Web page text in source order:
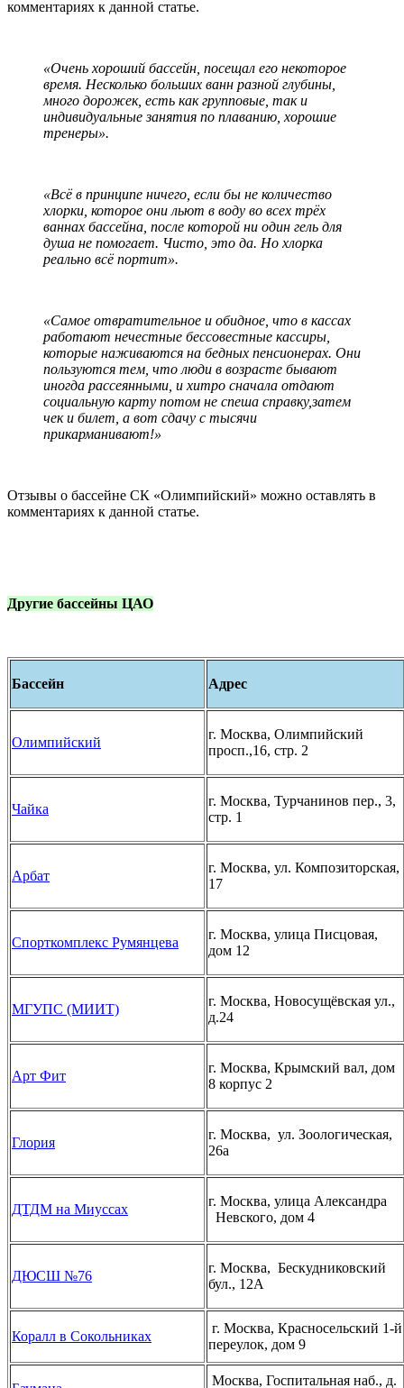
комментариях к данной статье.
«Очень хороший бассейн, посещал его некоторое
время. Несколько больших ванн разной глубины,
много дорожек, есть как групповые, так и
индивидуальные занятия по плаванию, хорошие
тренеры».
«Всё в принципе ничего, если бы не количество
хлорки, которое они льют в воду во всех трёх
ваннах бассейна, после которой ни один гель для
душа не помогает. Чисто, это да. Но хлорка
реально всё портит».
«Самое отвратительное и обидное, что в кассах
работают нечестные бессовестные кассиры,
которые наживаются на бедных пенсионерах. Они
пользуются тем, что люди в возрасте бывают
иногда рассеянными, и хитро сначала отдают
социальную карту потом не спеша справку,затем
чек и билет, а вот сдачу с тысячи
прикарманивают!»
Отзывы о бассейне СК «Олимпийский» можно оставлять в
комментариях к данной статье.
Другие бассейны ЦАО
Бассейн Адрес
Олимпийский
г. Москва, Олимпийский
просп.,16, стр. 2
Чайка
г. Москва, Турчанинов пер., 3,
стр. 1
Арбат
г. Москва, ул. Композиторская,
17
Спорткомплекс Румянцева
г. Москва, улица Писцовая,
дом 12
МГУПС (МИИТ)
г. Москва, Новосущёвская ул.,
д.24
Арт Фит
г. Москва, Крымский вал, дом
8 корпус 2
Глория
г. Москва, ул. Зоологическая,
26а
ДТДМ на Миуссах
г. Москва, улица Александра
Невского, дом 4
ДЮСШ №76
г. Москва, Бескудниковский
бул., 12А
Коралл в Сокольниках
г. Москва, Красносельский 1-й
переулок, дом 9
Москва, Госпитальная наб., д.